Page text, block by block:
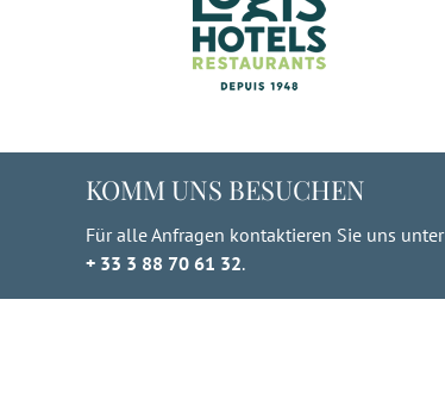
KOMM UNS BESUCHEN
Für alle Anfragen kontaktieren Sie uns unter
+ 33 3 88 70 61 32.